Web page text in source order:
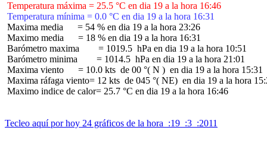
Temperatura máxima = 25.5 °C en dia 19 a la hora 16:46
Temperatura mínima = 0.0 °C en dia 19 a la hora 16:31
Maxima media      = 54 % en dia 19 a la hora 23:26
Maximo media      = 18 % en dia 19 a la hora 16:31
Barómetro maxima        = 1019.5  hPa en dia 19 a la hora 10:51
Barómetro minima        = 1014.5  hPa en dia 19 a la hora 21:01
Maxima viento      = 10.0 kts  de 00 °( N )  en dia 19 a la hora 15:31
Maxima ráfaga viento= 12 kts  de 045 °( NE)  en dia 19 a la hora
Maximo indice de calor= 25.7 °C en dia 19 a la hora 16:46
Tecleo aquí por hoy 24 gráficos de la hora  :19  :3  :2011